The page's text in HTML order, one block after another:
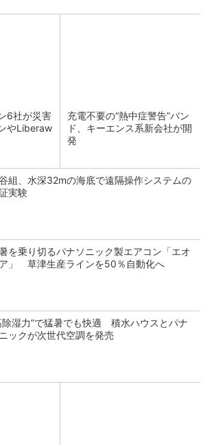
6社が災害
やLiberaw
充電不要の“熱中症警告”バン
ド、キーエンス系新会社が開
発
組、水深32mの海底で遠隔操作システムの
実験
を乗り切るパナソニック製エアコン「エオ
」 草津生産ラインを50％自動化へ
除湿力”で猛暑でも快適 積水ハウスとパナ
ックが次世代空調を発売